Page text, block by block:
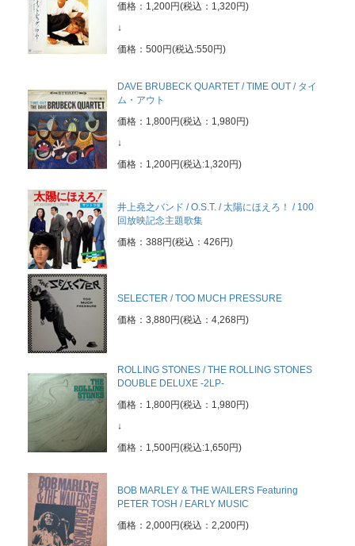
価格：1,200円(税込：1,320円)
↓
価格：500円(税込:550円)
DAVE BRUBECK QUARTET / TIME OUT / タイ
ム・アウト
価格：1,800円(税込：1,980円)
↓
価格：1,200円(税込:1,320円)
井上堯之バンド / O.S.T. / 太陽にほえろ！ / 100
回放映記念主題歌集
価格：388円(税込：426円)
SELECTER / TOO MUCH PRESSURE
価格：3,880円(税込：4,268円)
ROLLING STONES / THE ROLLING STONES
DOUBLE DELUXE -2LP-
価格：1,800円(税込：1,980円)
↓
価格：1,500円(税込:1,650円)
BOB MARLEY & THE WAILERS Featuring
PETER TOSH / EARLY MUSIC
価格：2,000円(税込：2,200円)